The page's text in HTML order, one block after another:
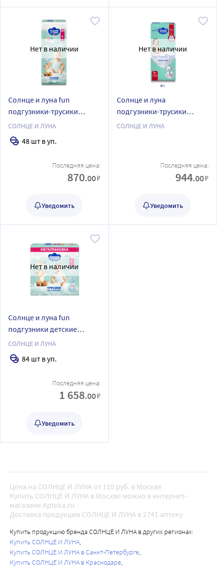
Нет в наличии
Солнце и луна fun
подгузники-трусики
детские одноразовые
размер 4/maxi 9-14 кг 48
шт.
СОЛНЦЕ И ЛУНА
48 шт в уп.
Последняя цена:
870.00₽
Уведомить
Нет в наличии
Солнце и луна
подгузники-трусики
детские ультрамягкие
СОЛНЦЕ И ЛУНА
Последняя цена:
944.00₽
Уведомить
Нет в наличии
Солнце и луна fun
подгузники детские
одноразовые размер
4/maxi 7-14 кг 84 шт.
СОЛНЦЕ И ЛУНА
84 шт в уп.
Последняя цена:
1 658.00₽
Уведомить
Цена на СОЛНЦЕ И ЛУНА от 110 руб. в Москве
Купить СОЛНЦЕ И ЛУНА в Москве можно в интернет-
магазине Apteka.ru
Доставка продукции СОЛНЦЕ И ЛУНА в 2741 аптеку
Купить продукцию бренда СОЛНЦЕ И ЛУНА в других регионах:
Купить СОЛНЦЕ И ЛУНА
Купить СОЛНЦЕ И ЛУНА в Санкт-Петербурге
Купить СОЛНЦЕ И ЛУНА в Краснодаре